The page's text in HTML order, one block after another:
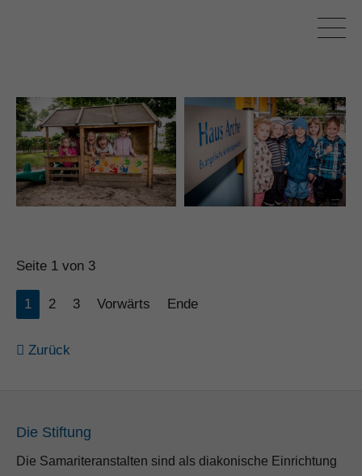
Seite 1 von 3
1 2 3 Vorwärts Ende
Zurück
Die Stiftung
Die Samariteranstalten sind als diakonische Einrichtung